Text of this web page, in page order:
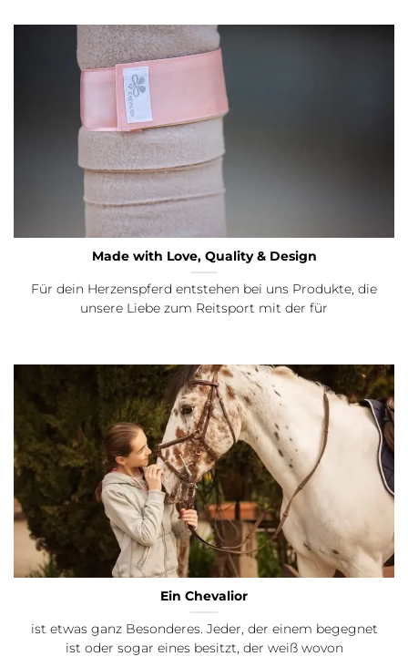
Made with Love, Quality & Design
Für dein Herzenspferd entstehen bei uns Produkte, die
unsere Liebe zum Reitsport mit der für
Ein Chevalior
ist etwas ganz Besonderes. Jeder, der einem begegnet
ist oder sogar eines besitzt, der weiß wovon